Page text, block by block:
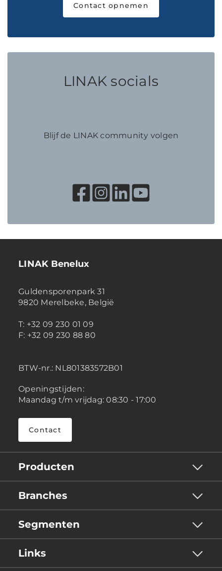
Contact opnemen
LINAK socials
Blijf de LINAK community volgen
LINAK Benelux
Guldensporenpark 31
9820 Merelbeke, België
T: +32 09 230 01 09
F: +32 09 230 88 80
BTW-nr.: NL801383572B01
Openingstijden:
Maandag t/m vrijdag: 08:30 - 17:00
Contact
Producten
Branches
Segmenten
Links